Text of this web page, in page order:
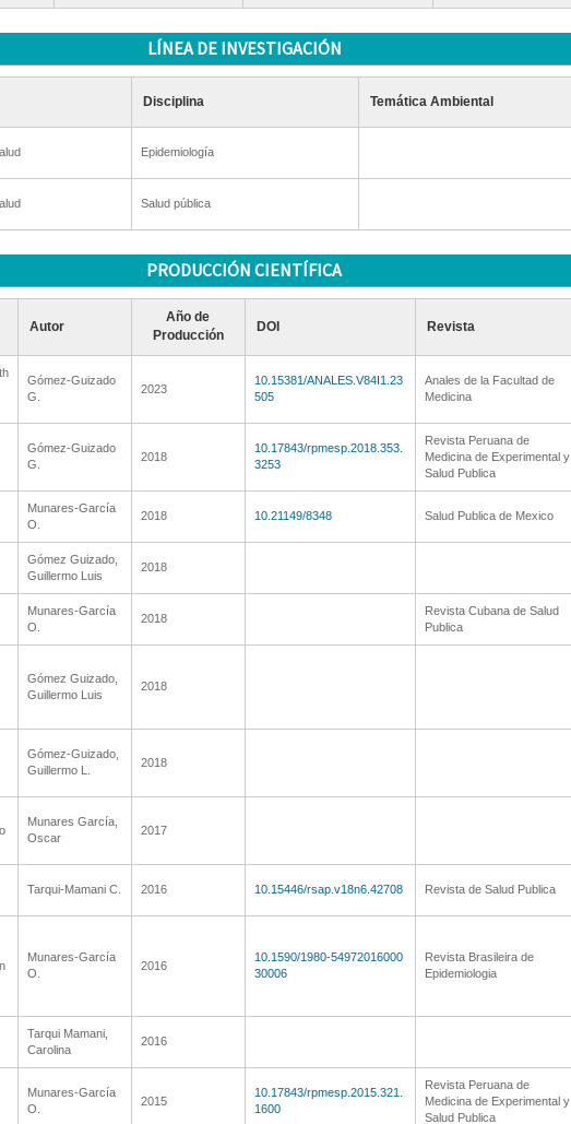
LÍNEA DE INVESTIGACIÓN
Disciplina Temática Ambiental
Epidemiología
Salud pública
PRODUCCIÓN CIENTÍFICA
Autor
Año de
Producción
DOI Revista
Gómez-Guizado
G.
2023
10.15381/ANALES.V84I1.23
505
Anales de la Facultad de
Medicina
Gómez-Guizado
G.
2018
10.17843/rpmesp.2018.353.
3253
Revista Peruana de
Medicina de Experimental y
Salud Publica
Munares-García
O.
2018 10.21149/8348 Salud Publica de Mexico
Gómez Guizado,
Guillermo Luis
2018
Munares-García
O.
2018
Revista Cubana de Salud
Publica
Gómez Guizado,
Guillermo Luis
2018
Gómez-Guizado,
Guillermo L.
2018
Munares García,
Oscar
2017
Tarqui-Mamani C. 2016 10.15446/rsap.v18n6.42708 Revista de Salud Publica
Munares-García
O.
2016
10.1590/1980-54972016000
30006
Revista Brasileira de
Epidemiologia
Tarqui Mamani,
Carolina
2016
Munares-García
O.
2015
10.17843/rpmesp.2015.321.
1600
Revista Peruana de
Medicina de Experimental y
Salud Publica